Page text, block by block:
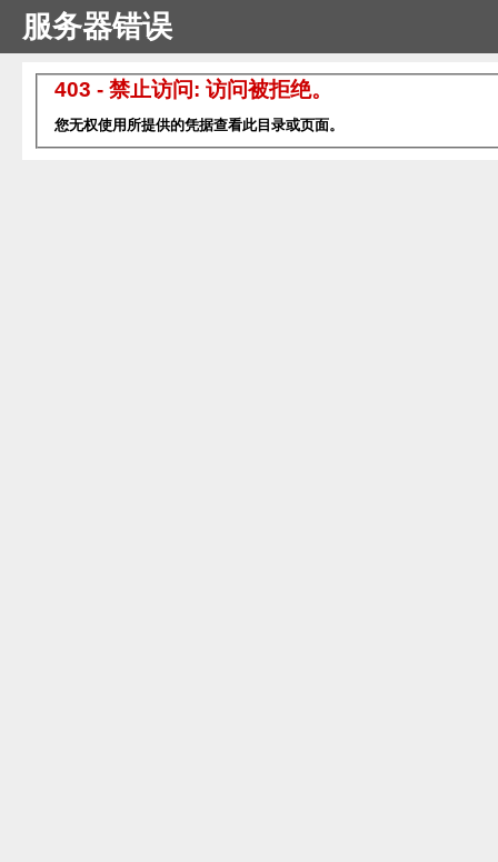
服务器错误
403 - 禁止访问: 访问被拒绝。
您无权使用所提供的凭据查看此目录或页面。